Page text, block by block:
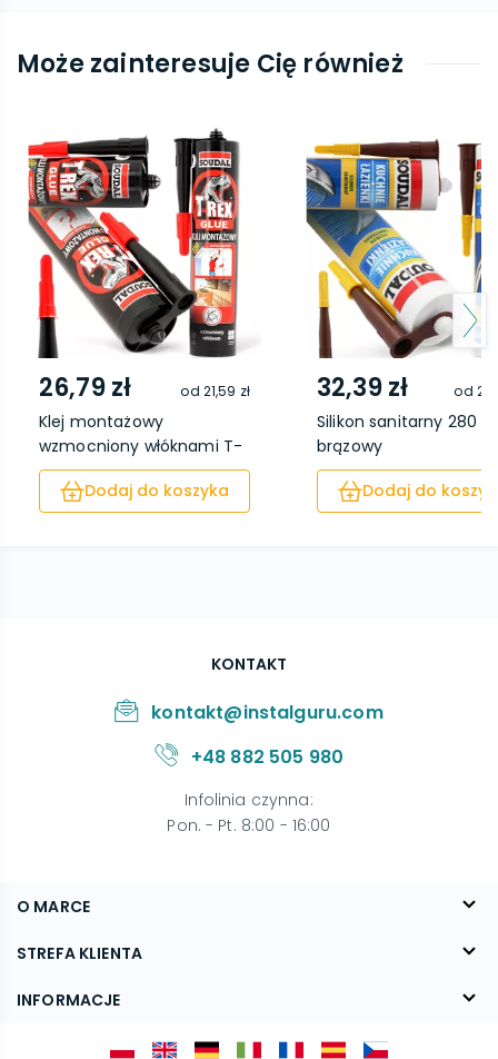
Może zainteresuje Cię również
26,79 zł od 21,59 zł
Klej montażowy
wzmocniony włóknami T-
REX...
Dodaj do koszyka
32,39 zł od
Silikon sanitarny 280
brązowy
Dodaj do
O MARCE
O nas
Blog
STREFA KLIENTA
FAQ
INFORMACJE
KONTAKT
kontakt@instalguru.com
+48 882 505 980
Infolinia czynna:
Pon. - Pt. 8:00 - 16:00